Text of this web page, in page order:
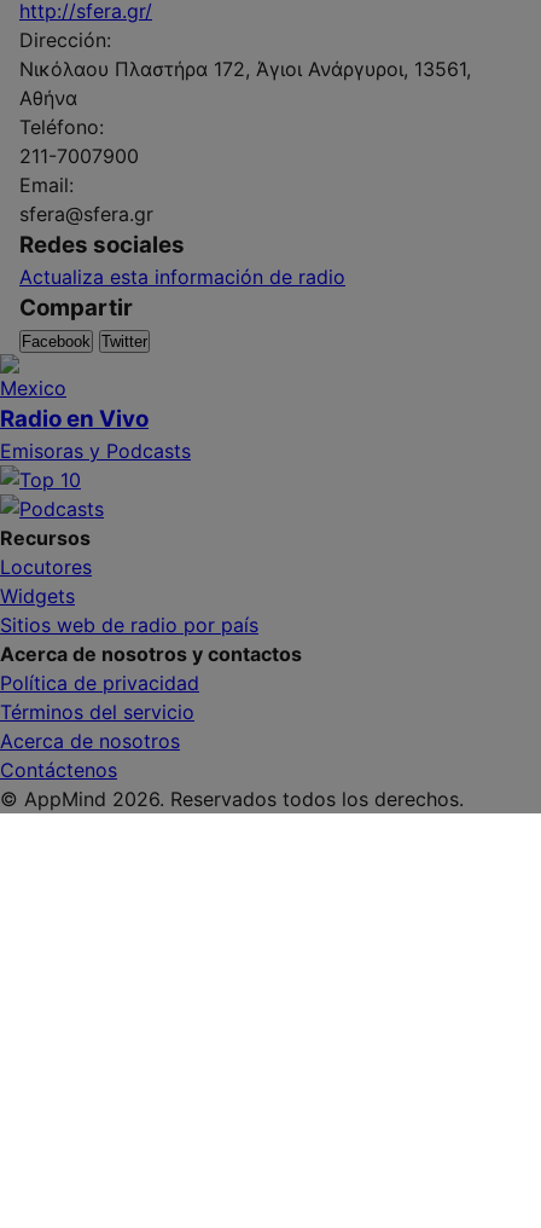
http://sfera.gr/
Dirección:
Νικόλαου Πλαστήρα 172, Άγιοι Ανάργυροι, 13561,
Αθήνα
Teléfono:
211-7007900
Email:
sfera@sfera.gr
Redes sociales
Actualiza esta información de radio
Compartir
Facebook Twitter
Radio en Vivo
Emisoras y Podcasts
Recursos
Locutores
Widgets
Sitios web de radio por país
Acerca de nosotros y contactos
Política de privacidad
Términos del servicio
Acerca de nosotros
Contáctenos
© AppMind 2026. Reservados todos los derechos.